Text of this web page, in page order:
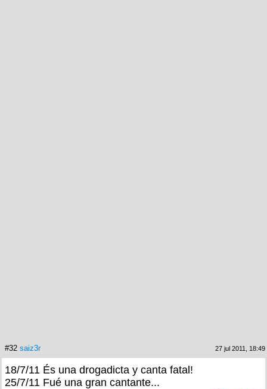
#32 saiz3r 27 jul 2011, 18:49
18/7/11 És una drogadicta y canta fatal!
25/7/11 Fué una gran cantante...